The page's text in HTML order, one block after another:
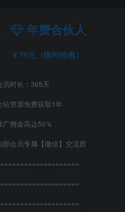
年费合伙人
79元（限时特惠）
员时长：365天
站资源免费获取1年
广佣金高达50％
部会员专属【微信】交流群